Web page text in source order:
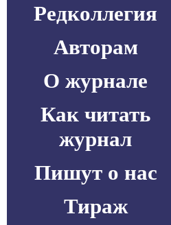
Редколлегия
Авторам
О журнале
Как читать
журнал
Пишут о нас
Тираж